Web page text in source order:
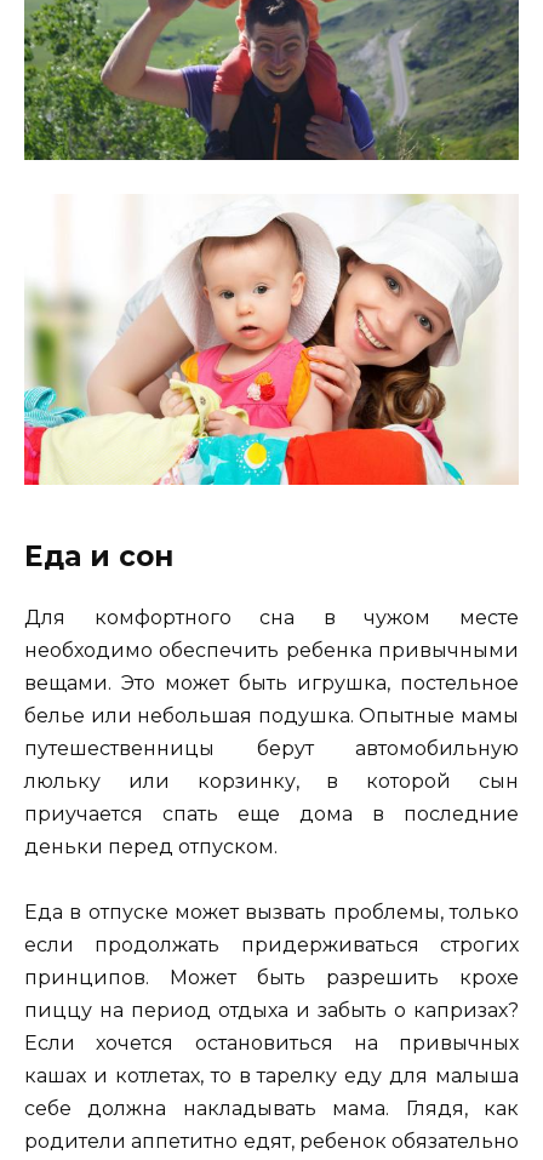
Еда и сон
Для комфортного сна в чужом месте
необходимо обеспечить ребенка привычными
вещами. Это может быть игрушка, постельное
белье или небольшая подушка. Опытные мамы
путешественницы берут автомобильную
люльку или корзинку, в которой сын
приучается спать еще дома в последние
деньки перед отпуском.
Еда в отпуске может вызвать проблемы, только
если продолжать придерживаться строгих
принципов. Может быть разрешить крохе
пиццу на период отдыха и забыть о капризах?
Если хочется остановиться на привычных
кашах и котлетах, то в тарелку еду для малыша
себе должна накладывать мама. Глядя, как
родители аппетитно едят, ребенок обязательно